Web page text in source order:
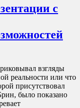
с
взгляды
реальности или что
присутствовал
было показано